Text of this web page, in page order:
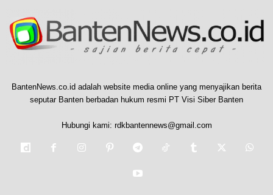
BantenNews.co.id adalah website media online yang menyajikan berita
seputar Banten berbadan hukum resmi PT Visi Siber Banten
Hubungi kami: rdkbantennews@gmail.com